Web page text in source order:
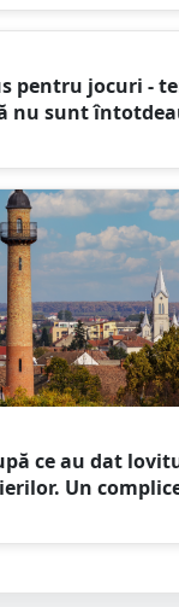
pentru jocuri -
nu sunt
ce au dat
Un